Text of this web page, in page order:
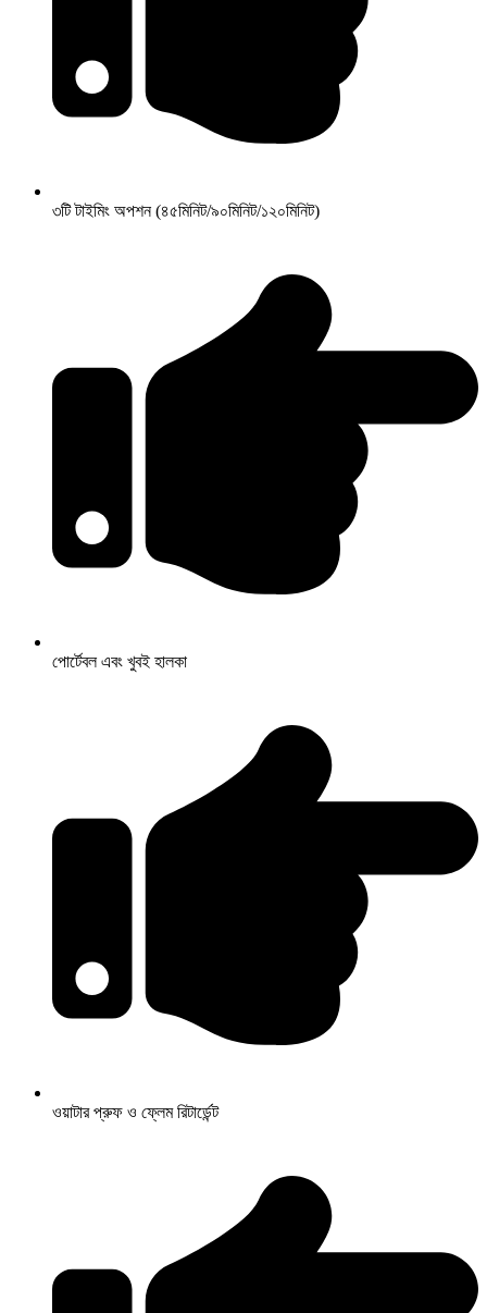
৩টি টাইমিং অপশন (৪৫মিনিট/৯০মিনিট/১২০মিনিট)
পোর্টেবল এবং খুবই হালকা
ওয়াটার প্রুফ ও ফ্লেম রিটার্ডেন্ট